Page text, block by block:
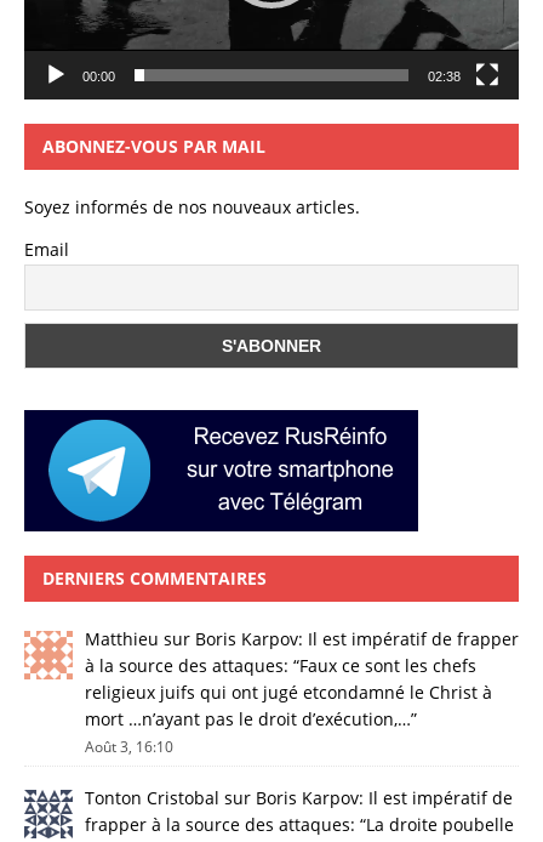
00:00 02:38
ABONNEZ-VOUS PAR MAIL
Soyez informés de nos nouveaux articles.
Email
DERNIERS COMMENTAIRES
Matthieu sur Boris Karpov: Il est impératif de frapper
à la source des attaques: “Faux ce sont les chefs
religieux juifs qui ont jugé etcondamné le Christ à
mort …n’ayant pas le droit d’exécution,…”
Août 3, 16:10
Tonton Cristobal sur Boris Karpov: Il est impératif de
frapper à la source des attaques: “La droite poubelle